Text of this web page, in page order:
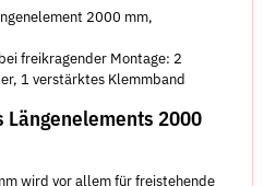
2000 mm,
freikragender Montage: 2
1 verstärktes Klemmband
2000
wird vor allem für freistehende